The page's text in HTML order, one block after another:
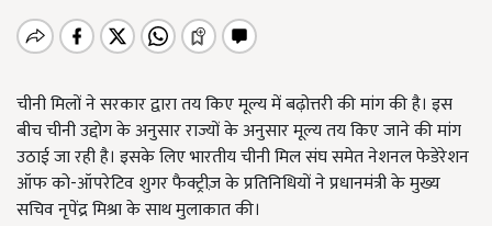
चीनी मिलों ने सरकार द्वारा तय किए मूल्य में बढ़ोत्तरी की मांग की है। इस
बीच चीनी उद्दोग के अनुसार राज्यों के अनुसार मूल्य तय किए जाने की मांग
उठाई जा रही है। इसके लिए भारतीय चीनी मिल संघ समेत नेशनल फेडेरेशन
ऑफ को-ऑपरेटिव शुगर फैक्ट्रीज़ के प्रतिनिधियों ने प्रधानमंत्री के मुख्य
सचिव नृपेंद्र मिश्रा के साथ मुलाकात की।